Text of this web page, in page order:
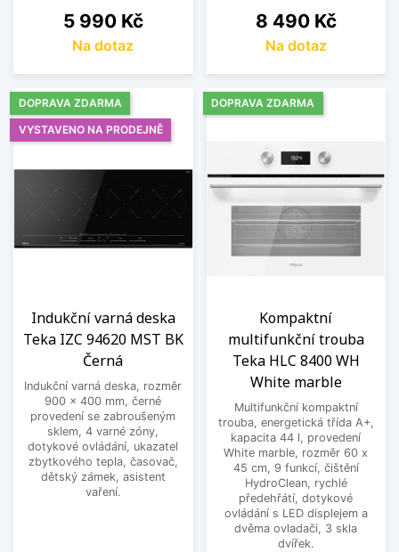
Cena
5 990 Kč
Na dotaz
Cena
8 490 Kč
Na dotaz
Indukční varná deska
Teka IZC 94620 MST BK
Černá
Indukční varná deska, rozměr
900 x 400 mm, černé
provedení se zabroušeným
sklem, 4 varné zóny,
dotykové ovládání, ukazatel
zbytkového tepla, časovač,
dětský zámek, asistent
vaření.
DOPRAVA ZDARMA
VYSTAVENO NA PRODEJNĚ
Kompaktní
multifunkční trouba
Teka HLC 8400 WH
White marble
Multifunkční kompaktní
trouba, energetická třída A+,
kapacita 44 l, provedení
White marble, rozměr 60 x
45 cm, 9 funkcí, čištění
HydroClean, rychlé
předehřátí, dotykové
ovládání s LED displejem a
dvěma ovladači, 3 skla
dvířek.
DOPRAVA ZDARMA